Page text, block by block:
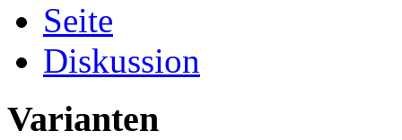
Seite
Diskussion
Varianten